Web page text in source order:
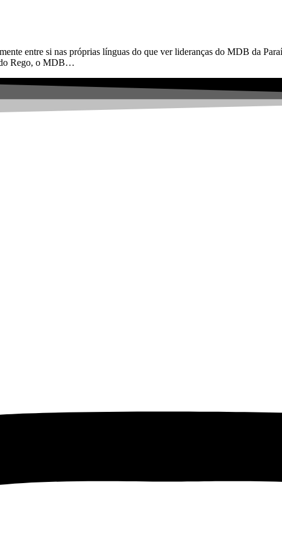
entre si nas próprias línguas do que ver lideranças do MDB da
do Rego, o MDB…